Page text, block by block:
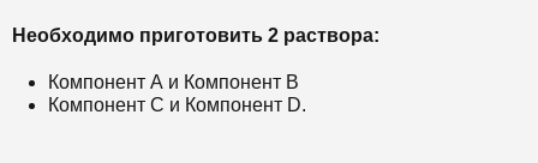
Необходимо приготовить 2 раствора:
Компонент А и Компонент B
Компонент С и Компонент D.